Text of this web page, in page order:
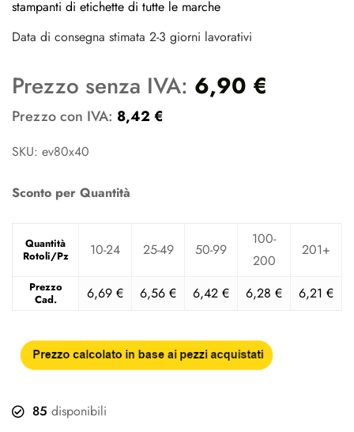
stampanti di etichette di tutte le marche
Data di consegna stimata 2-3 giorni lavorativi
Prezzo con IVA: 8,42 €
Prezzo senza IVA: 6,90 €
SKU: ev80x40
Sconto per Quantità
Quantità
Rotoli/Pz
10-24 25-49 50-99
100-
200
201+
Prezzo
Cad.
6,69 € 6,56 € 6,42 € 6,28 € 6,21 €
85 disponibili